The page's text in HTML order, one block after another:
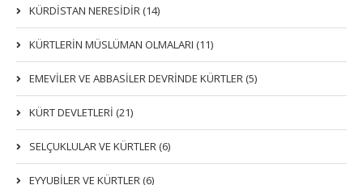
KÜRDİSTAN NERESİDİR (14)
KÜRTLERİN MÜSLÜMAN OLMALARI (11)
EMEVİLER VE ABBASİLER DEVRİNDE KÜRTLER (5)
KÜRT DEVLETLERİ (21)
SELÇUKLULAR VE KÜRTLER (6)
EYYUBİLER VE KÜRTLER (6)